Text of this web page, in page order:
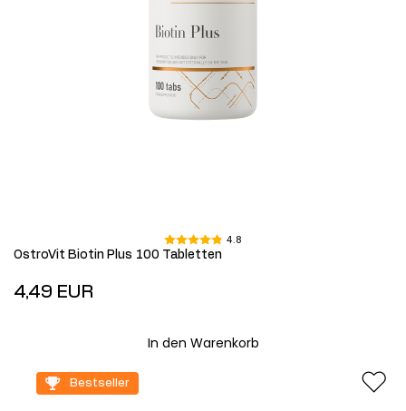
4.8
OstroVit Biotin Plus 100 Tabletten
4,49 EUR
In den Warenkorb
Bestseller